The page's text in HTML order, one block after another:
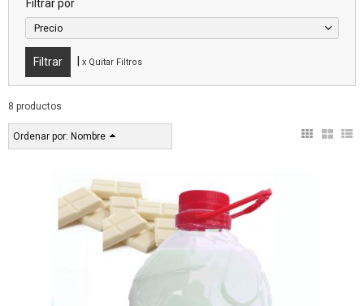
Filtrar por
Precio
x Quitar Filtros
8 productos
Ordenar por: Nombre